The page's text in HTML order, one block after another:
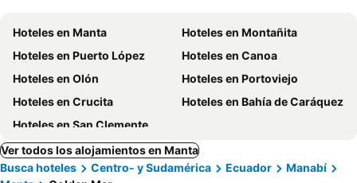
Hoteles en Manta
Hoteles en Montañita
Hoteles en Puerto López
Hoteles en Canoa
Hoteles en Olón
Hoteles en Portoviejo
Hoteles en Crucita
Hoteles en Bahía de Caráquez
Hoteles en San Clemente
Ver todos los alojamientos en Manta
Busca hoteles
Centro- y Sudamérica Ecuador
Manabí